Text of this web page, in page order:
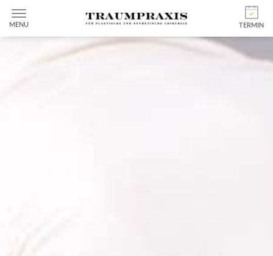
MENU TERMIN